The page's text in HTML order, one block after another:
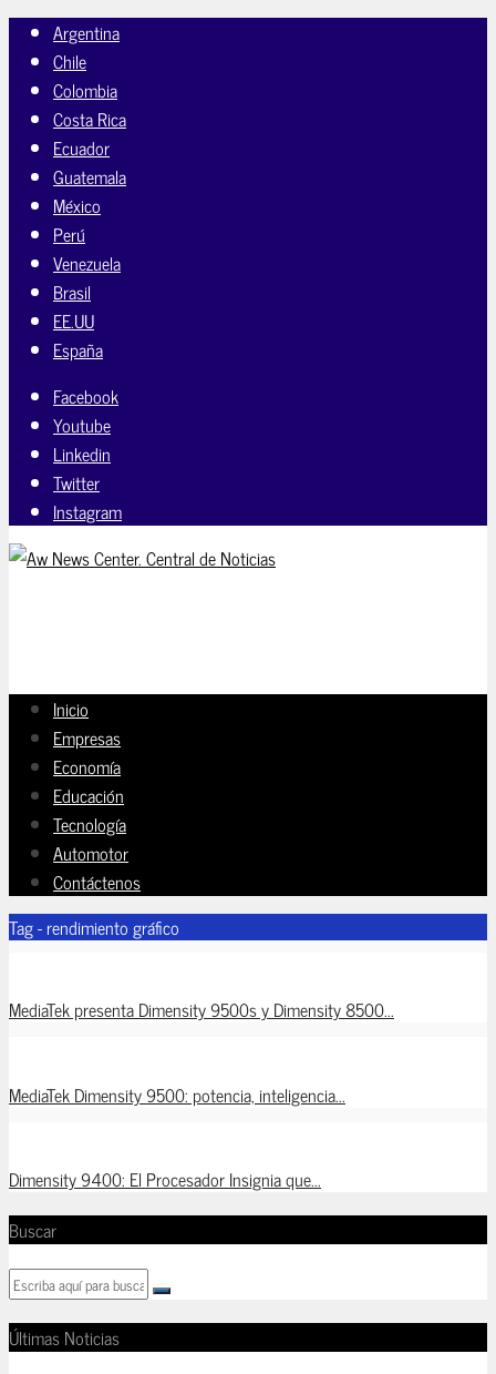
Argentina
Chile
Colombia
Costa Rica
Ecuador
Guatemala
México
Perú
Venezuela
Brasil
EE.UU
España
Facebook
Youtube
Linkedin
Twitter
Instagram
Inicio
Empresas
Economía
Educación
Tecnología
Automotor
Contáctenos
Tag - rendimiento gráfico
MediaTek presenta Dimensity 9500s y Dimensity 8500...
MediaTek Dimensity 9500: potencia, inteligencia...
Dimensity 9400: El Procesador Insignia que...
Buscar
Últimas Noticias